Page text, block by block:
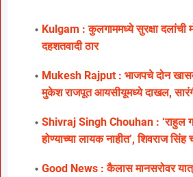
Kulgam : कुलगाममध्ये सुरक्षा दलांची
दहशतवादी ठार
Mukesh Rajput : भाजपचे दोन
मुकेश राजपूत आयसीयूमध्ये दाखल,
Shivraj Singh Chouhan : ‘राहुल
होण्याच्या लायक नाहीत’, शिवराज सिंह
Good News : कैलास मानसरोवर